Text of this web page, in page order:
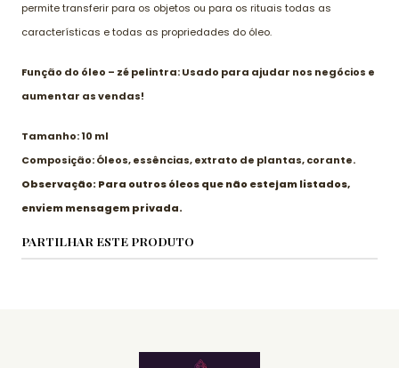
permite transferir para os objetos ou para os rituais todas as
características e todas as propriedades do óleo.
Função do óleo – zé pelintra: Usado para ajudar nos negócios e
aumentar as vendas!
Tamanho: 10 ml
Composição: Óleos, essências, extrato de plantas, corante.
Observação: Para outros óleos que não estejam listados,
enviem mensagem privada.
PARTILHAR ESTE PRODUTO